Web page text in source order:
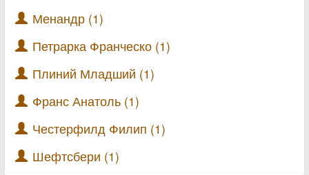
Менандр (1)
Петрарка Франческо (1)
Плиний Младший (1)
Франс Анатоль (1)
Честерфилд Филип (1)
Шефтсбери (1)